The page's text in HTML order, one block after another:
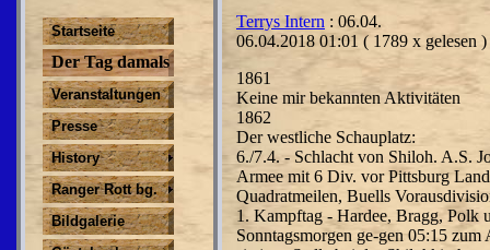
Startseite
Der Tag damals
Veranstaltungen
Presse
History
Ranger Rott bg.
Bildgalerie
Terrys Intern : 06.04.
06.04.2018 01:01 ( 1789 x gelesen )
1861
Keine mir bekannten Aktivitäten
1862
Der westliche Schauplatz:
6./7.4. - Schlacht von Shiloh. A.S.
Armee mit 6 Div. vor Pittsburg
Quadratmeilen, Buells
1. Kampftag - Hardee, Bragg, Polk
Sonntagsmorgen ge-gen 05:15